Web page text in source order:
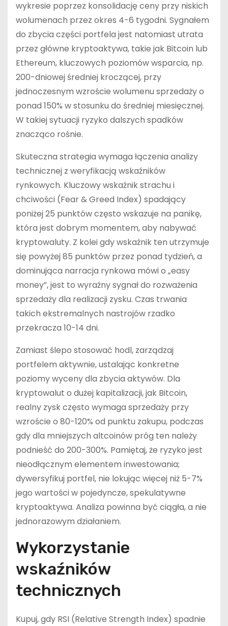
wykresie poprzez konsolidację ceny przy niskich
wolumenach przez okres 4-6 tygodni. Sygnałem
do zbycia części portfela jest natomiast utrata
przez główne kryptoaktywa, takie jak Bitcoin lub
Ethereum, kluczowych poziomów wsparcia, np.
200-dniowej średniej kroczącej, przy
jednoczesnym wzroście wolumenu sprzedaży o
ponad 150% w stosunku do średniej miesięcznej.
W takiej sytuacji ryzyko dalszych spadków
znacząco rośnie.
Skuteczna strategia wymaga łączenia analizy
technicznej z weryfikacją wskaźników
rynkowych. Kluczowy wskaźnik strachu i
chciwości (Fear & Greed Index) spadający
poniżej 25 punktów często wskazuje na panikę,
która jest dobrym momentem, aby nabywać
kryptowaluty. Z kolei gdy wskaźnik ten utrzymuje
się powyżej 85 punktów przez ponad tydzień, a
dominująca narracja rynkowa mówi o „easy
money”, jest to wyraźny sygnał do rozważenia
sprzedaży dla realizacji zysku. Czas trwania
takich ekstremalnych nastrojów rzadko
przekracza 10-14 dni.
Zamiast ślepo stosować hodl, zarządzaj
portfelem aktywnie, ustalając konkretne
poziomy wyceny dla zbycia aktywów. Dla
kryptowalut o dużej kapitalizacji, jak Bitcoin,
realny zysk często wymaga sprzedaży przy
wzroście o 80-120% od punktu zakupu, podczas
gdy dla mniejszych altcoinów próg ten należy
podnieść do 200-300%. Pamiętaj, że ryzyko jest
nieodłącznym elementem inwestowania;
dywersyfikuj portfel, nie lokując więcej niż 5-7%
jego wartości w pojedyncze, spekulatywne
kryptoaktywa. Analiza powinna być ciągła, a nie
jednorazowym działaniem.
Wykorzystanie
wskaźników
technicznych
Kupuj, gdy RSI (Relative Strength Index) spadnie